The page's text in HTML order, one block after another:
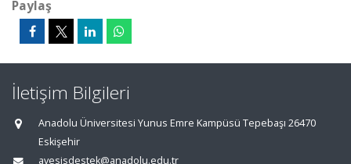
Paylaş
İletişim Bilgileri
Anadolu Üniversitesi Yunus Emre Kampüsü Tepebaşı 26470
Eskişehir
avesisdestek@anadolu.edu.tr